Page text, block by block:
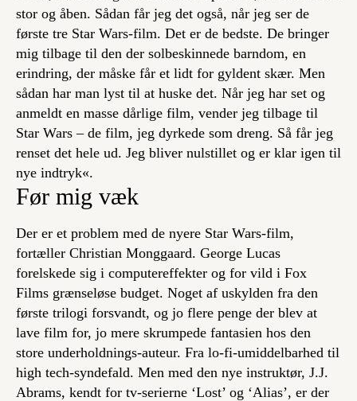
stor og åben. Sådan får jeg det også, når jeg ser de
første tre Star Wars-film. Det er de bedste. De bringer
mig tilbage til den der solbeskinnede barndom, en
erindring, der måske får et lidt for gyldent skær. Men
sådan har man lyst til at huske det. Når jeg har set og
anmeldt en masse dårlige film, vender jeg tilbage til
Star Wars – de film, jeg dyrkede som dreng. Så får jeg
renset det hele ud. Jeg bliver nulstillet og er klar igen til
nye indtryk«.
Før mig væk
Der er et problem med de nyere Star Wars-film,
fortæller Christian Monggaard. George Lucas
forelskede sig i computereffekter og for vild i Fox
Films grænseløse budget. Noget af uskylden fra den
første trilogi forsvandt, og jo flere penge der blev at
lave film for, jo mere skrumpede fantasien hos den
store underholdnings-auteur. Fra lo-fi-umiddelbarhed til
high tech-syndefald. Men med den nye instruktør, J.J.
Abrams, kendt for tv-serierne ‘Lost’ og ‘Alias’, er der